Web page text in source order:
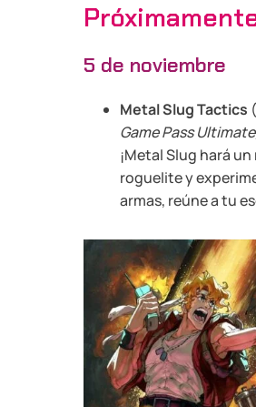
5 de noviembre
Metal Slug Tactics
Game Pass
¡Metal Slug hará
roguelite y
armas, reúne a tu